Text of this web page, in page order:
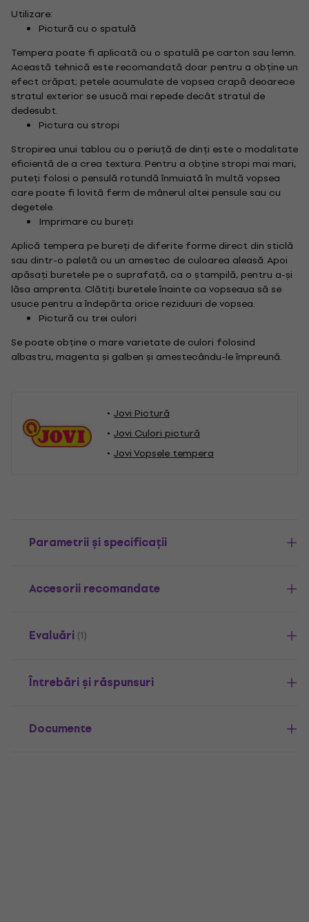
Utilizare:
Pictură cu o spatulă
Tempera poate fi aplicată cu o spatulă pe carton sau lemn.
Această tehnică este recomandată doar pentru a obține un
efect crăpat; petele acumulate de vopsea crapă deoarece
stratul exterior se usucă mai repede decât stratul de
dedesubt.
Pictura cu stropi
Stropirea unui tablou cu o periuță de dinți este o modalitate
eficientă de a crea textura. Pentru a obține stropi mai mari,
puteți folosi o pensulă rotundă înmuiată în multă vopsea
care poate fi lovită ferm de mânerul altei pensule sau cu
degetele.
Imprimare cu bureți
Aplică tempera pe bureți de diferite forme direct din sticlă
sau dintr-o paletă cu un amestec de culoarea aleasă. Apoi
apăsați buretele pe o suprafață, ca o ștampilă, pentru a-și
lăsa amprenta. Clătiți buretele înainte ca vopseaua să se
usuce pentru a îndepărta orice reziduuri de vopsea.
Pictură cu trei culori
Se poate obține o mare varietate de culori folosind
albastru, magenta și galben și amestecându-le împreună.
Jovi Pictură
Jovi Culori pictură
Jovi Vopsele tempera
Parametrii și specificații
Accesorii recomandate
Evaluări (1)
Întrebări și răspunsuri
Documente